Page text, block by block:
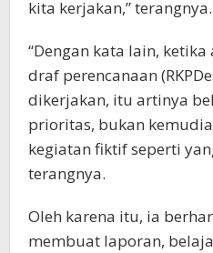
kita kerjakan,” terangnya.
“Dengan kata lain,
draf perencanaan
dikerjakan, itu artinya
prioritas, bukan
kegiatan fiktif seperti
terangnya.
Oleh karena itu, ia
membuat laporan,